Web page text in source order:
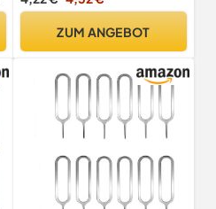
Entfernen von SIM-Karten
ZUM ANGEBOT